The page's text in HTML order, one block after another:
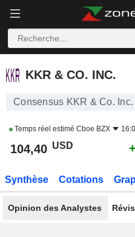
KKR & CO. INC.
KKR & CO. INC.
Consensus KKR & Co. Inc.
Temps réel estimé Cboe BZX
104,40 USD
Synthèse Cotations
Opinion des Analystes